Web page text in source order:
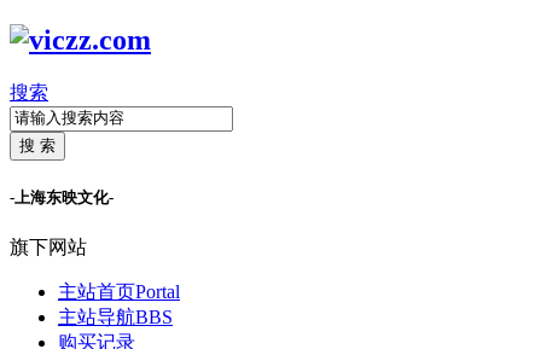
搜索
搜 索
-上海东映文化-
旗下网站
主站首页Portal
主站导航BBS
购买记录